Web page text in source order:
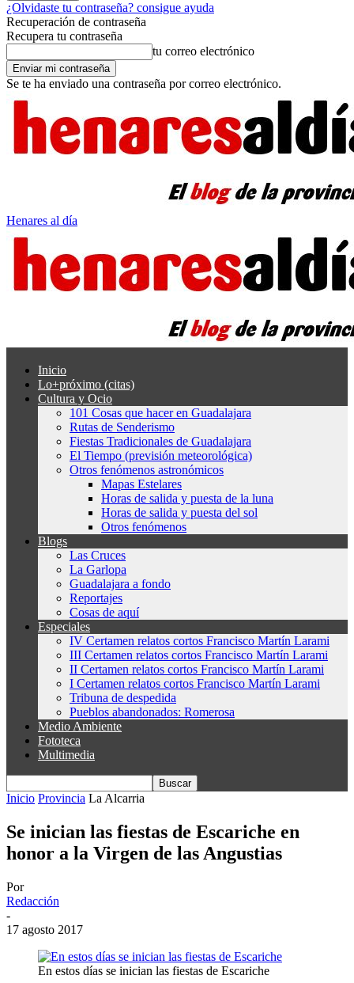
¿Olvidaste tu contraseña? consigue ayuda
Recuperación de contraseña
Recupera tu contraseña
tu correo electrónico
Se te ha enviado una contraseña por correo electrónico.
Henares al día
Inicio
Lo+próximo (citas)
Cultura y Ocio
101 Cosas que hacer en Guadalajara
Rutas de Senderismo
Fiestas Tradicionales de Guadalajara
El Tiempo (previsión meteorológica)
Otros fenómenos astronómicos
Mapas Estelares
Horas de salida y puesta de la luna
Horas de salida y puesta del sol
Otros fenómenos
Blogs
Las Cruces
La Garlopa
Guadalajara a fondo
Reportajes
Cosas de aquí
Especiales
IV Certamen relatos cortos Francisco Martín Larami
III Certamen relatos cortos Francisco Martín Larami
II Certamen relatos cortos Francisco Martín Larami
I Certamen relatos cortos Francisco Martín Larami
Tribuna de despedida
Pueblos abandonados: Romerosa
Medio Ambiente
Fototeca
Multimedia
Inicio Provincia La Alcarria
Se inician las fiestas de Escariche en
honor a la Virgen de las Angustias
Por
Redacción
-
17 agosto 2017
En estos días se inician las fiestas de Escariche